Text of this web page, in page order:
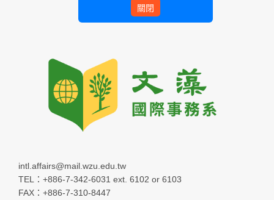
intl.affairs@mail.wzu.edu.tw
TEL：+886-7-342-6031 ext. 6102 or 6103
FAX：+886-7-310-8447
關閉